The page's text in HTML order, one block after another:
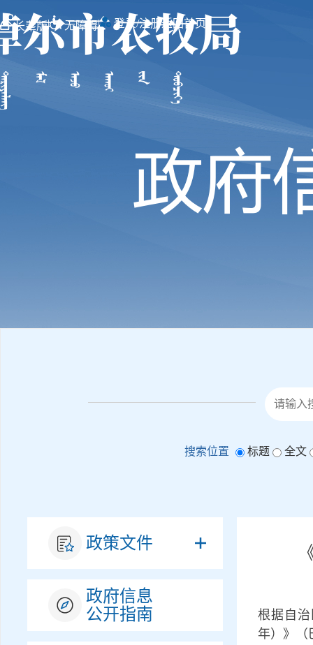
长辈版| 无障碍| 登录/注册返回首页
搜索位置 标题 全文
政策文件
政府信息
公开指南
根据自
年）》（